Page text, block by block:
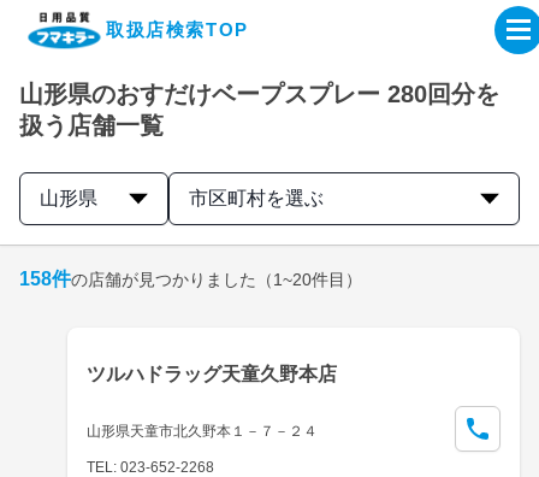
取扱店検索TOP
企業・IR情報サイト
製品情報サイト
取扱店検索はこちら
山形県のおすだけベープスプレー 280回分を
扱う店舗一覧
山形県 市区町村を選ぶ
158件の店舗が見つかりました （1~20件目）
ツルハドラッグ天童久野本店
山形県天童市北久野本１－７－２４
TEL: 023-652-2268